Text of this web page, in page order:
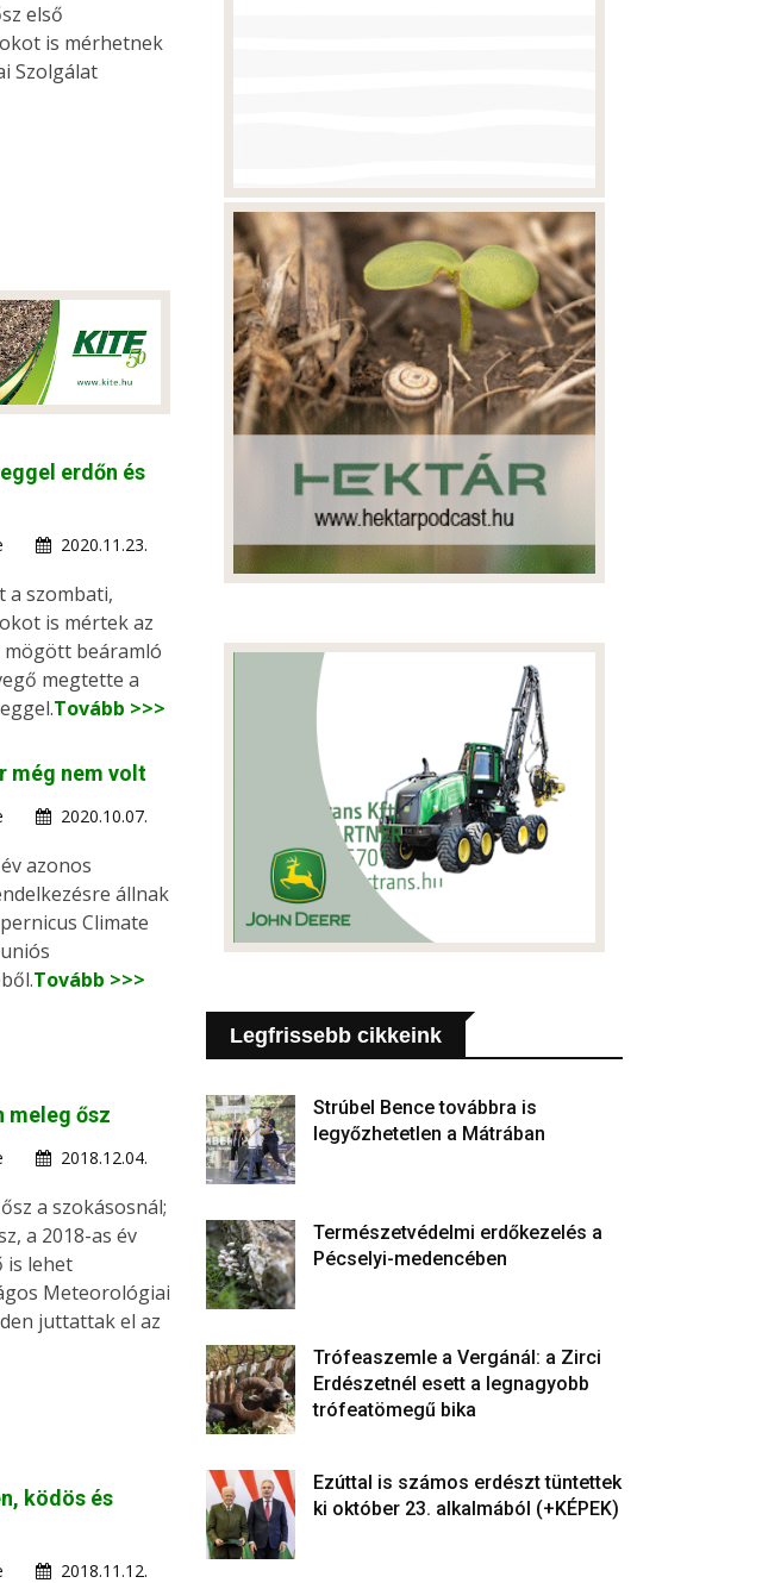
első
is mérhetnek
Szolgálat
erdőn és
2020.11.23.
a szombati,
is mértek az
mögött beáramló
megtette a
Tovább >>>
még nem volt
2020.10.07.
azonos
állnak
Climate
Tovább >>>
meleg ősz
2018.12.04.
a szokásosnál;
a 2018-as év
is lehet
Meteorológiai
juttattak el az
ködös és
2018.11.12.
Legfrissebb cikkeink
Strúbel Bence továbbra is
legyőzhetetlen a Mátrában
Természetvédelmi erdőkezelés a
Pécselyi-medencében
Trófeaszemle a Vergánál: a Zirci
Erdészetnél esett a legnagyobb
trófeatömegű bika
Ezúttal is számos erdészt tüntettek
ki október 23. alkalmából (+KÉPEK)